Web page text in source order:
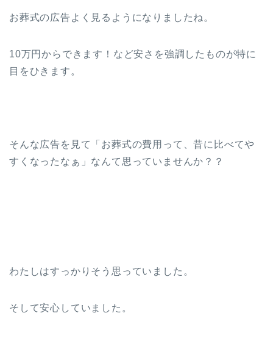
お葬式の広告よく見るようになりましたね。
10万円からできます！など安さを強調したものが特に
目をひきます。
そんな広告を見て「お葬式の費用って、昔に比べてや
すくなったなぁ」なんて思っていませんか？？
わたしはすっかりそう思っていました。
そして安心していました。